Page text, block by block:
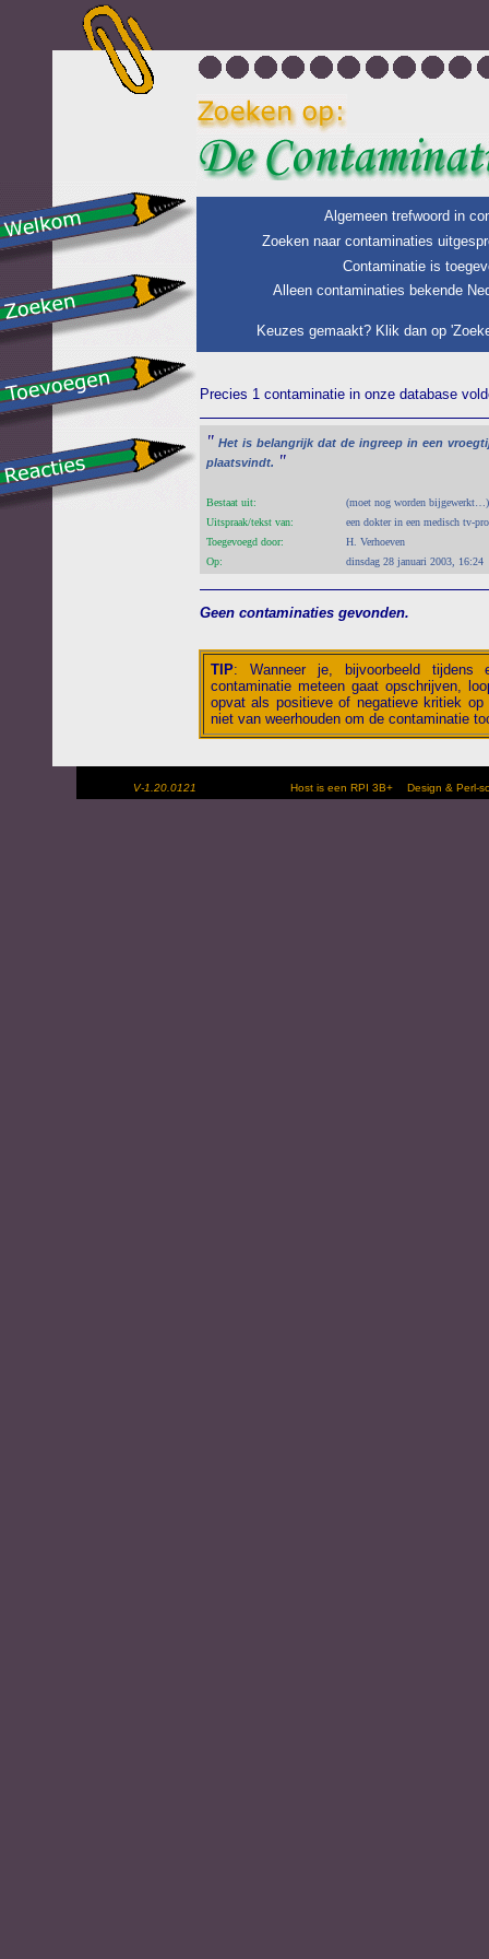
Algemeen trefwoord in
Zoeken naar contaminaties
Contaminatie is
Alleen contaminaties bekende
Keuzes gemaakt? Klik dan op
Precies 1 contaminatie in onze database
" Het is belangrijk dat de ingreep in een
plaatsvindt. "
Bestaat uit:
(moet nog worden bijgewerkt…)
Uitspraak/tekst van:
een dokter in een medisch tv-
Toegevoegd door:
H. Verhoeven
Op:
dinsdag 28 januari 2003, 16:24
Geen contaminaties gevonden.
TIP: Wanneer je, bijvoorbeeld tijdens
contaminatie meteen gaat opschrijven,
opvat als positieve of negatieve kritiek
niet van weerhouden om de contaminatie
V-1.20.0121 Host is een RPI 3B+ Design &